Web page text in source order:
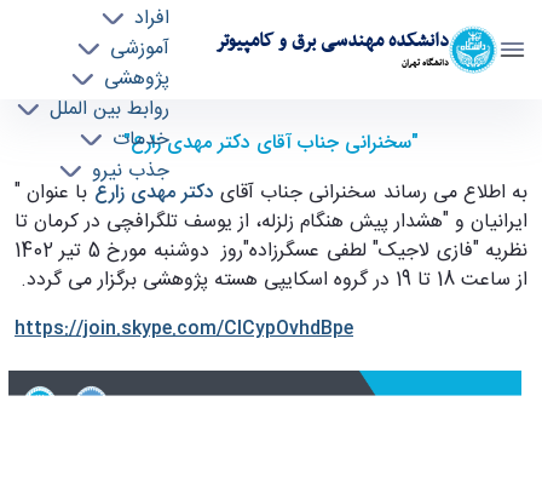
دانشکده مهندسی برق و کامپیوتر
دانشگاه تهران
افراد
آموزشی
پژوهشی
روابط بین الملل
خدمات
جذب نیرو
سخنرانی جناب آقای دکتر مهدی زارع: ایرانیان و
"هشدار پیش هنگام زلزله" - ece- دانشکده
مهندسی برق و کامپیوتر
"سخنرانی جناب آقای دکتر مهدی زارع"
به اطلاع می رساند سخنرانی جناب آقای دکتر مهدی زارع با عنوان "
ایرانیان و "هشدار پیش هنگام زلزله، از یوسف تلگرافچی در کرمان تا
نظریه "فازی لاجیک" لطفی عسگرزاده"
روز دوشنبه مورخ 5 تیر 1402
از ساعت 18 تا 19 در گروه اسکایپی هسته پژوهشی برگزار می گردد.
https://join.skype.com/CICypOvhdBpe